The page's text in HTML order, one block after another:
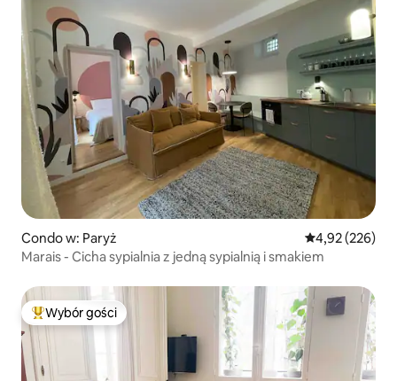
Condo w: Paryż Średnia
4,92 (226)
Marais - Cicha sypialnia z jedną sypialnią i smakiem
Najpopularniejsze z kategorii Wybór gości
Wybór gości